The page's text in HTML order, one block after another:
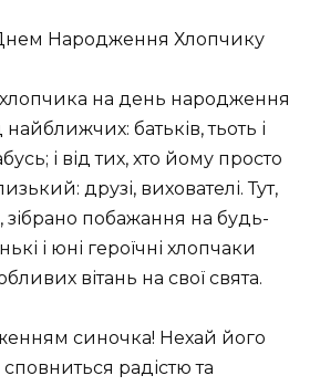
на день народження
найближчих: батьків, тьоть і
і від тих, хто йому просто
друзі, вихователі. Тут,
зібрано побажання на будь-
і юні героїчні хлопчаки
вітань на свої свята.
синочка! Нехай його
радістю та